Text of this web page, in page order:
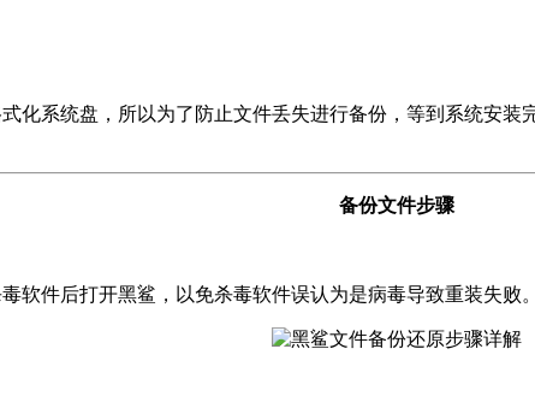
化系统盘，所以为了防止文件丢失进行备份，等到系统安
备份文件步骤
软件后打开黑鲨，以免杀毒软件误认为是病毒导致重装失败。